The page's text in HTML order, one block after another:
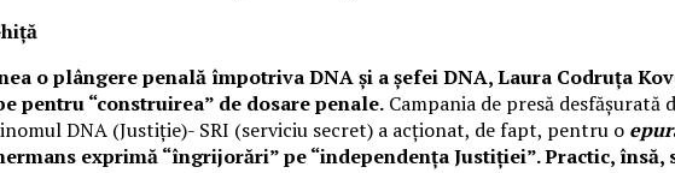
o plângere penală împotriva DNA și a șefei DNA, Laura Codruța
pentru “construirea” de dosare penale. Campania de presă desfășurată
DNA (Justiție)- SRI (serviciu secret) a acționat, de fapt, pentru o
exprimă “îngrijorări” pe “independența Justiției”. Practic,